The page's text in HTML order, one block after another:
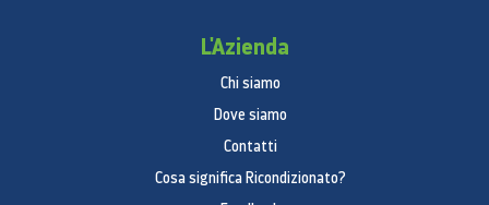
L'Azienda
Chi siamo
Dove siamo
Contatti
Cosa significa Ricondizionato?